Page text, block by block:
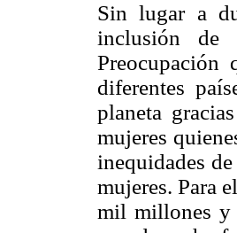
Sin lugar a
inclusión de
Preocupación
diferentes
planeta
mujeres
inequidades
mujeres. Para
mil millones y